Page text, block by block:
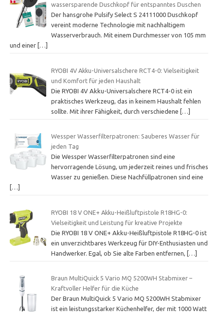
wassersparende Duschkopf für entspanntes Duschen
Der hansgrohe Pulsify Select S 24111000 Duschkopf
vereint moderne Technologie mit nachhaltigem
Wasserverbrauch. Mit einem Durchmesser von 105 mm
und einer […]
RYOBI 4V Akku-Universalschere RCT4-0: Vielseitigkeit
und Komfort für jeden Haushalt
Die RYOBI 4V Akku-Universalschere RCT4-0 ist ein
praktisches Werkzeug, das in keinem Haushalt fehlen
sollte. Mit ihrer Fähigkeit, durch verschiedene
[…]
Wessper Wasserfilterpatronen: Sauberes Wasser für
jeden Tag
Die Wessper Wasserfilterpatronen sind eine
hervorragende Lösung, um jederzeit reines und frisches
Wasser zu genießen. Diese Nachfüllpatronen sind eine
[…]
RYOBI 18 V ONE+ Akku-Heißluftpistole R18HG-0:
Vielseitigkeit und Leistung für kreative Projekte
Die RYOBI 18 V ONE+ Akku-Heißluftpistole R18HG-0 ist
ein unverzichtbares Werkzeug für DIY-Enthusiasten und
Handwerker. Egal, ob Sie alte Farben entfernen,
[…]
Braun MultiQuick 5 Vario MQ 5200WH Stabmixer –
Kraftvoller Helfer für die Küche
Der Braun MultiQuick 5 Vario MQ 5200WH Stabmixer
ist ein leistungsstarker Küchenhelfer, der mit 1000 Watt